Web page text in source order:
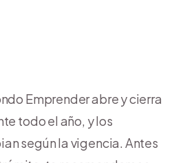
Emprender abre y cierra
todo el año, y los
según la vigencia. Antes